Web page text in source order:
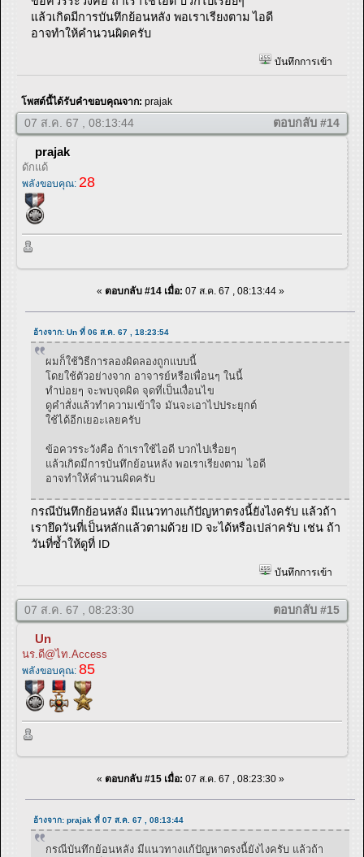
แล้วเกิดมีการบันทึกย้อนหลัง พอเราเรียงตาม ไอดี
อาจทำให้คำนวนผิดครับ
บันทึกการเข้า
โพสต์นี้ได้รับคำขอบคุณจาก: prajak
07 ส.ค. 67 , 08:13:44 ตอบกลับ #14
prajak
ดักแด้
พลังขอบคุณ: 28
« ตอบกลับ #14 เมื่อ: 07 ส.ค. 67 , 08:13:44 »
อ้างจาก: Un ที่ 06 ส.ค. 67 , 18:23:54
ผมก็ใช้วิธีการลองผิดลองถูกแบบนี้
โดยใช้ตัวอย่างจาก อาจารย์หรือเพื่อนๆ ในนี้
ทำบ่อยๆ จะพบจุดผิด จุดที่เป็นเงื่อนไข
ดูคำสั่งแล้วทำความเข้าใจ มันจะเอาไปประยุกต์
ใช้ได้อีกเยอะเลยครับ
ข้อควรระวังคือ ถ้าเราใช้ไอดี บวกไปเรื่อยๆ
แล้วเกิดมีการบันทึกย้อนหลัง พอเราเรียงตาม ไอดี
อาจทำให้คำนวนผิดครับ
กรณีบันทึกย้อนหลัง มีแนวทางแก้ปัญหาตรงนี้ยังไงครับ แล้วถ้า
เรายึดวันที่เป็นหลักแล้วตามด้วย ID จะได้หรือเปล่าครับ เช่น ถ้า
วันที่ซ้ำให้ดูที่ ID
บันทึกการเข้า
07 ส.ค. 67 , 08:23:30 ตอบกลับ #15
Un
นร.ดี@ไท.Access
พลังขอบคุณ: 85
« ตอบกลับ #15 เมื่อ: 07 ส.ค. 67 , 08:23:30 »
อ้างจาก: prajak ที่ 07 ส.ค. 67 , 08:13:44
กรณีบันทึกย้อนหลัง มีแนวทางแก้ปัญหาตรงนี้ยังไงครับ แล้วถ้า